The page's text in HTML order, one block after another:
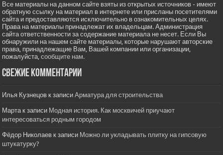
Все материалы на данном сайте взяты из открытых источников - имеют
обратную ссылку на материал в интернете или присланы посетителями
сайта и предоставляются исключительно в ознакомительных целях.
Права на материалы принадлежат их владельцам. Администрация
сайта ответственности за содержание материала не несет. Если Вы
обнаружили на нашем сайте материалы, которые нарушают авторские
права, принадлежащие Вам, Вашей компании или организации,
пожалуйста,сообщите нам.
Свежие комментарии
Илья Кузнецов к записиАрматура для строительства
Мартак записи Модная история. Как москвичей приучают
интересоваться родным городом
Фёдор Николаев к записи Можно ли укладывать плитку на гипсовую
штукатурку?